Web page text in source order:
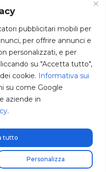
pubblicitari mobili per
per offrire annunci e
personalizzati, e per
su "Accetta tutto",
cookie. Informativa sui
su come Google
aziende in
.
Personalizza
tutto
gratuita!
reserved.